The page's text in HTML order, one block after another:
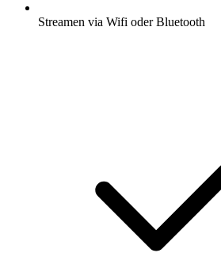
Streamen via Wifi oder Bluetooth